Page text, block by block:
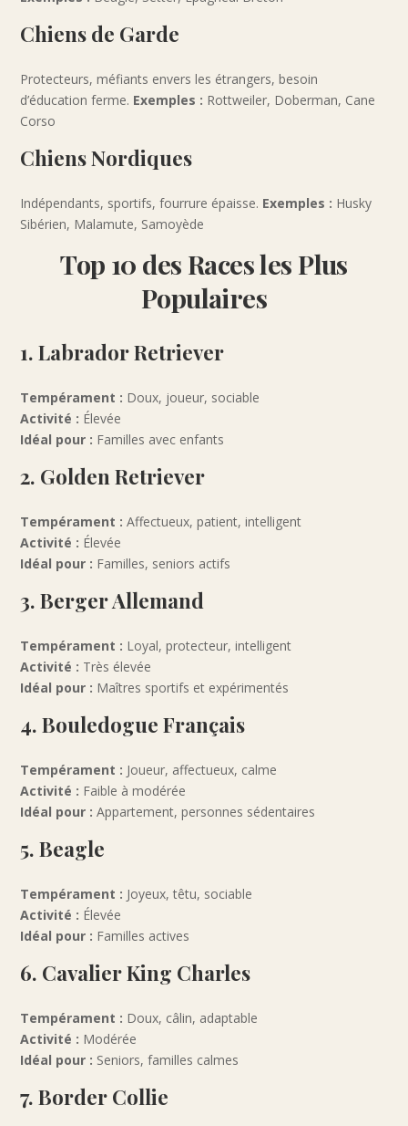
Chiens de Garde
Protecteurs, méfiants envers les étrangers, besoin
d’éducation ferme. Exemples : Rottweiler, Doberman, Cane
Corso
Chiens Nordiques
Indépendants, sportifs, fourrure épaisse. Exemples : Husky
Sibérien, Malamute, Samoyède
Top 10 des Races les Plus
Populaires
1. Labrador Retriever
Tempérament : Doux, joueur, sociable
Activité : Élevée
Idéal pour : Familles avec enfants
2. Golden Retriever
Tempérament : Affectueux, patient, intelligent
Activité : Élevée
Idéal pour : Familles, seniors actifs
3. Berger Allemand
Tempérament : Loyal, protecteur, intelligent
Activité : Très élevée
Idéal pour : Maîtres sportifs et expérimentés
4. Bouledogue Français
Tempérament : Joueur, affectueux, calme
Activité : Faible à modérée
Idéal pour : Appartement, personnes sédentaires
5. Beagle
Tempérament : Joyeux, têtu, sociable
Activité : Élevée
Idéal pour : Familles actives
6. Cavalier King Charles
Tempérament : Doux, câlin, adaptable
Activité : Modérée
Idéal pour : Seniors, familles calmes
7. Border Collie